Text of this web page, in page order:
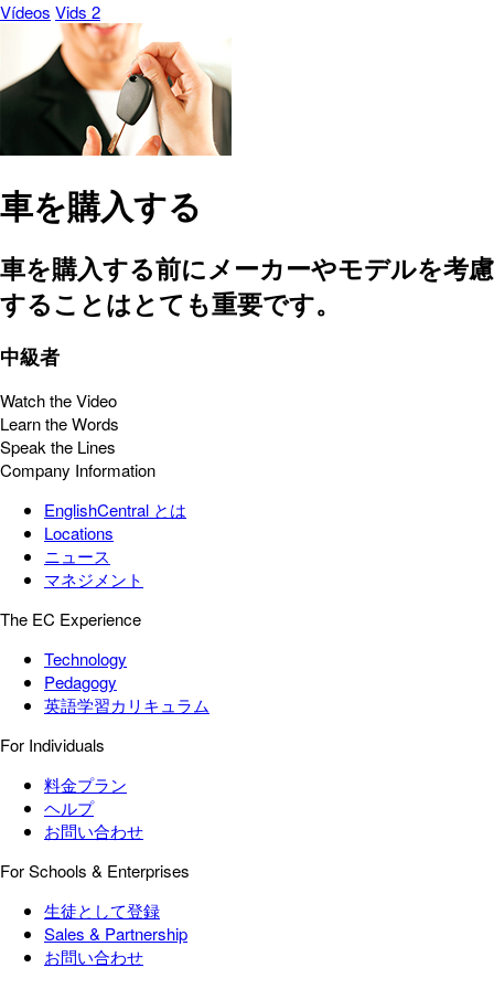
Vídeos Vids 2
車を購入する
車を購入する前にメーカーやモデルを考慮
することはとても重要です。
中級者
Watch the Video
Learn the Words
Speak the Lines
Company Information
EnglishCentral とは
Locations
ニュース
マネジメント
The EC Experience
Technology
Pedagogy
英語学習カリキュラム
For Individuals
料金プラン
ヘルプ
お問い合わせ
For Schools & Enterprises
生徒として登録
Sales & Partnership
お問い合わせ